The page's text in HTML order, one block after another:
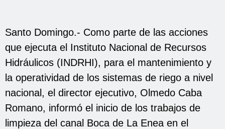
Santo Domingo.- Como parte de las acciones
que ejecuta el Instituto Nacional de Recursos
Hidráulicos (INDRHI), para el mantenimiento y
la operatividad de los sistemas de riego a nivel
nacional, el director ejecutivo, Olmedo Caba
Romano, informó el inicio de los trabajos de
limpieza del canal Boca de La Enea en el